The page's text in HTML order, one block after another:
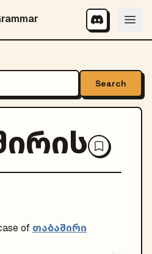
Search
of თაბაშირი